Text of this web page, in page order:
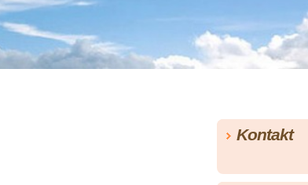
Kontakt